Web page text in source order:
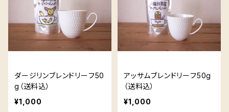
ダージリンブレンドリーフ50
g（送料込）
¥1,000
アッサムブレンドリーフ50g
（送料込）
¥1,000